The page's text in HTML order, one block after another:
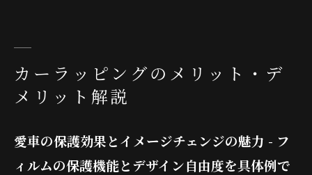
カーラッピングのメリット・デ
メリット解説
愛車の保護効果とイメージチェンジの魅力 - フ
ィルムの保護機能とデザイン自由度を具体例で